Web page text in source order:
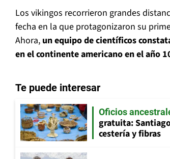
Los vikingos recorrieron grandes
fecha en la que protagonizaron su
Ahora, un equipo de científicos
en el continente americano en el año
Te puede interesar
Oficios
gratuita:
cestería y fibras